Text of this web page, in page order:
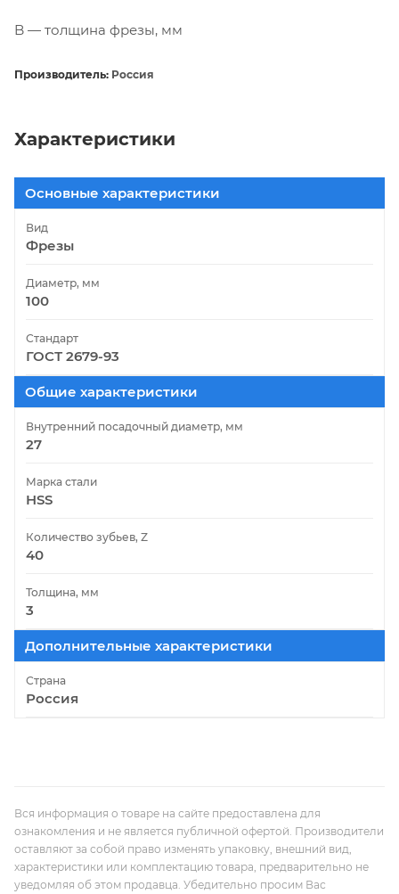
B — толщина фрезы, мм
Производитель: Россия
Характеристики
Основные характеристики
Вид
Фрезы
Диаметр, мм
100
Стандарт
ГОСТ 2679-93
Общие характеристики
Внутренний посадочный диаметр, мм
27
Марка стали
HSS
Количество зубьев, Z
40
Толщина, мм
3
Дополнительные характеристики
Страна
Россия
Вся информация о товаре на сайте предоставлена для
ознакомления и не является публичной офертой. Производители
оставляют за собой право изменять упаковку, внешний вид,
характеристики или комплектацию товара, предварительно не
уведомляя об этом продавца. Убедительно просим Вас